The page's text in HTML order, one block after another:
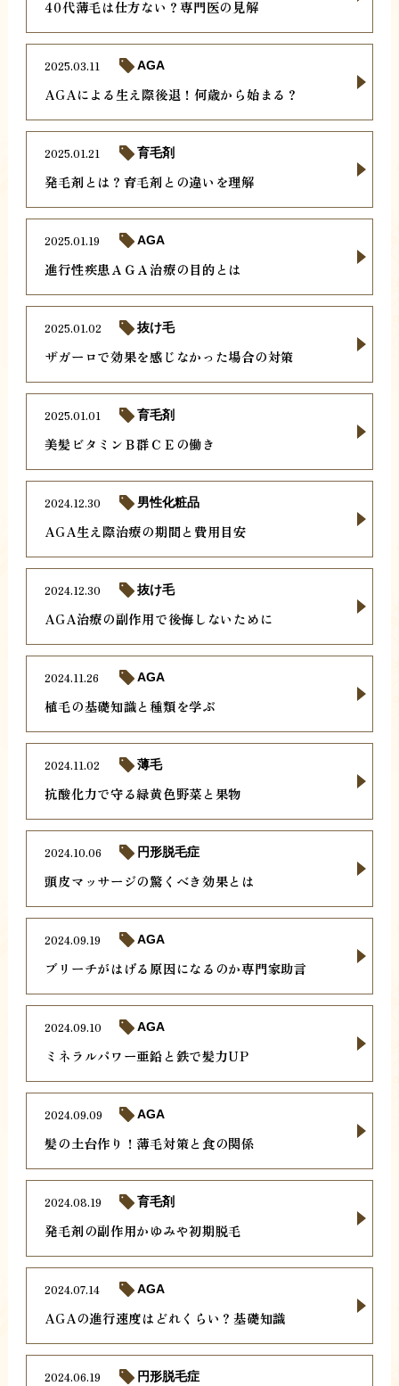
40代薄毛は仕方ない？専門医の見解
AGAによる生え際後退！何歳から始まる？
2025.03.11 AGA
発毛剤とは？育毛剤との違いを理解
2025.01.21 育毛剤
進行性疾患ＡＧＡ治療の目的とは
2025.01.19 AGA
ザガーロで効果を感じなかった場合の対策
2025.01.02 抜け毛
美髪ビタミンＢ群ＣＥの働き
2025.01.01 育毛剤
AGA生え際治療の期間と費用目安
2024.12.30 男性化粧品
AGA治療の副作用で後悔しないために
2024.12.30 抜け毛
植毛の基礎知識と種類を学ぶ
2024.11.26 AGA
抗酸化力で守る緑黄色野菜と果物
2024.11.02 薄毛
頭皮マッサージの驚くべき効果とは
2024.10.06 円形脱毛症
ブリーチがはげる原因になるのか専門家助言
2024.09.19 AGA
ミネラルパワー亜鉛と鉄で髪力UP
2024.09.10 AGA
髪の土台作り！薄毛対策と食の関係
2024.09.09 AGA
発毛剤の副作用かゆみや初期脱毛
2024.08.19 育毛剤
AGAの進行速度はどれくらい？基礎知識
2024.07.14 AGA
2024.06.19 円形脱毛症